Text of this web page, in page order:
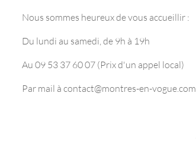
Nous sommes heureux de vous accueillir :
Du lundi au samedi, de 9h à 19h
Au 09 53 37 60 07 (Prix d'un appel local)
Par mail à contact@montres-en-vogue.com